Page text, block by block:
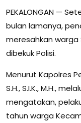
PEKALONGAN —
bulan lamanya,
meresahkan warga
dibekuk Polisi.
Menurut Kapolres
S.H., S.I.K., M.H.,
mengatakan,
tahun warga